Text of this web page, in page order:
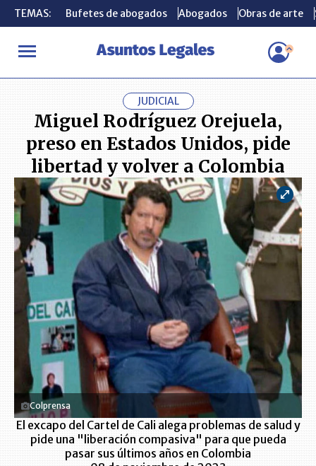
TEMAS: Bufetes de abogados Abogados Obras de arte
INICIO ACTUALIDAD Miguel Rodríguez Orejuela, preso en
TEMAS: Bufetes de abogados Abogados Obras de arte
JUDICIAL
Miguel Rodríguez Orejuela,
preso en Estados Unidos, pide
libertad y volver a Colombia
Colprensa
El excapo del Cartel de Cali alega problemas de salud y
pide una "liberación compasiva" para que pueda
pasar sus últimos años en Colombia